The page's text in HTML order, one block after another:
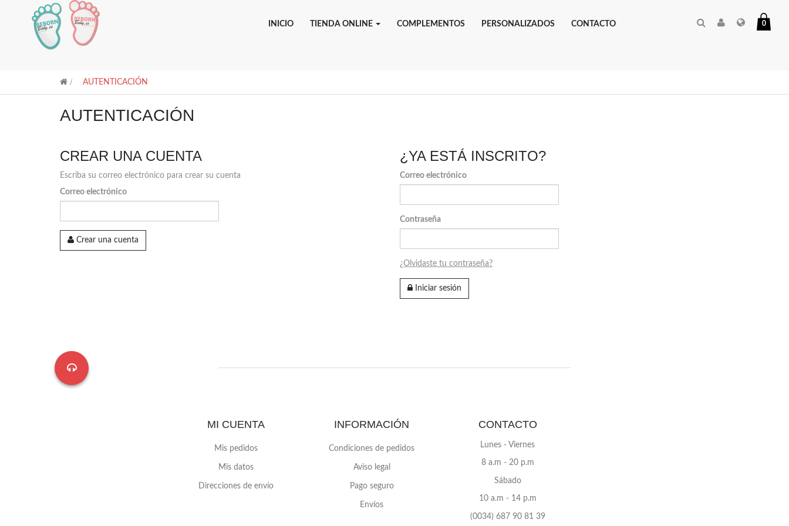
INICIO TIENDA ONLINE COMPLEMENTOS PERSONALIZADOS CONTACTO 0
AUTENTICACIÓN
AUTENTICACIÓN
CREAR UNA CUENTA
Escriba su correo electrónico para crear su cuenta
Correo electrónico
Crear una cuenta
¿YA ESTÁ INSCRITO?
Correo electrónico
Contraseña
¿Olvidaste tu contraseña?
Iniciar sesión
MI CUENTA
Mis pedidos
Mis datos
Direcciones de envío
INFORMACIÓN
Condiciones de pedidos
Aviso legal
Pago seguro
Envíos
CONTACTO
Lunes - Viernes
8 a.m - 20 p.m
Sábado
10 a.m - 14 p.m
(0034) 687 90 81 39